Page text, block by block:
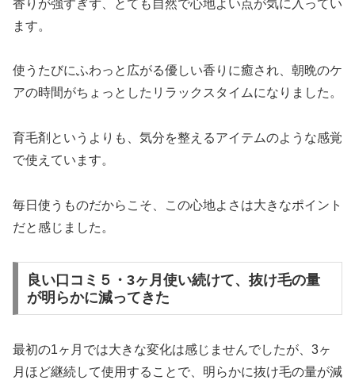
香りが強すぎず、とても自然で心地よい点が気に入ってい
ます。
使うたびにふわっと広がる優しい香りに癒され、朝晩のケ
アの時間がちょっとしたリラックスタイムになりました。
育毛剤というよりも、気分を整えるアイテムのような感覚
で使えています。
毎日使うものだからこそ、この心地よさは大きなポイント
だと感じました。
良い口コミ５・3ヶ月使い続けて、抜け毛の量
が明らかに減ってきた
最初の1ヶ月では大きな変化は感じませんでしたが、3ヶ
月ほど継続して使用することで、明らかに抜け毛の量が減